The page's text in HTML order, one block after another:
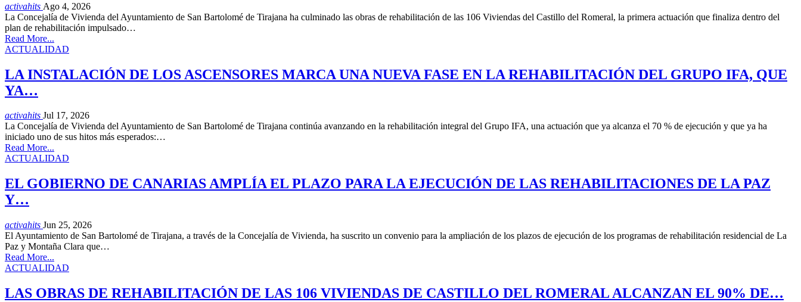
activahits Ago 4, 2026
La Concejalía de Vivienda del Ayuntamiento de San Bartolomé de Tirajana ha culminado las obras de rehabilitación de las 106 Viviendas del Castillo del Romeral, la primera actuación que finaliza dentro del
plan de rehabilitación impulsado…
Read More...
ACTUALIDAD
LA INSTALACIÓN DE LOS ASCENSORES MARCA UNA NUEVA FASE EN LA REHABILITACIÓN DEL GRUPO IFA, QUE
YA…
activahits Jul 17, 2026
La Concejalía de Vivienda del Ayuntamiento de San Bartolomé de Tirajana continúa avanzando en la rehabilitación integral del Grupo IFA, una actuación que ya alcanza el 70 % de ejecución y que ya ha
iniciado uno de sus hitos más esperados:…
Read More...
ACTUALIDAD
EL GOBIERNO DE CANARIAS AMPLÍA EL PLAZO PARA LA EJECUCIÓN DE LAS REHABILITACIONES DE LA PAZ
Y…
activahits Jun 25, 2026
El Ayuntamiento de San Bartolomé de Tirajana, a través de la Concejalía de Vivienda, ha suscrito un convenio para la ampliación de los plazos de ejecución de los programas de rehabilitación residencial de La
Paz y Montaña Clara que…
Read More...
ACTUALIDAD
LAS OBRAS DE REHABILITACIÓN DE LAS 106 VIVIENDAS DE CASTILLO DEL ROMERAL ALCANZAN EL 90% DE…